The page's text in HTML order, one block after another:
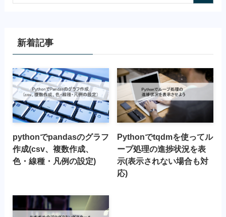
新着記事
pythonでpandasのグラフ
作成(csv、複数作成、
色・線種・凡例の設定)
Pythonでtqdmを使ってル
ープ処理の進捗状況を表
示(表示されない場合も対
応)